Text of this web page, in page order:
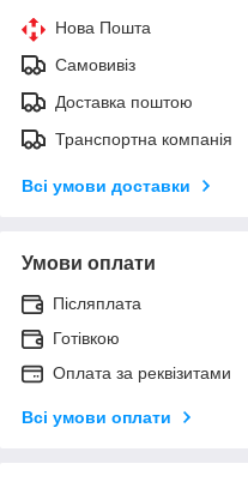
Нова Пошта
Самовивіз
Доставка поштою
Транспортна компанія
Всі умови доставки
Умови оплати
Післяплата
Готівкою
Оплата за реквізитами
Всі умови оплати